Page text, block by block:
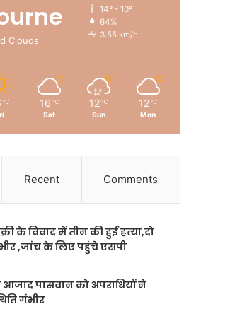
Clouds
14º - 10º
64%
3.55 km/h
℃ 16 ℃
Sat
12 ℃
Sun
12 ℃
Mon
Recent Comments
के विवाद में तीन की हुई हत्या,दो
,जांच के लिए पहुंचे एसपी
पासवान को अपराधियों ने
गंभीर